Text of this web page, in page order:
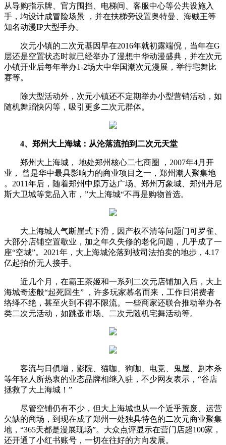
从导购指示牌、官方围挡、电梯间、客服中心等公共设施入
手，均设计成冒险场景 ，并在扶梯旁设置奥特曼、海贼王等
知名动漫IP大型手办。
次元小镇的二次元基因早在2016年就初露端倪，当年在G
层还是空置状态时就已经举办了漫想中华动漫盛典，并在次元
小镇开业后每年举办1-2场大中华国潮次元漫展，举行宅舞比
赛等。
除大型活动外，次元小镇还不定期举办小型营销活动，如
随机舞蹈快闪等，吸引更多二次元群体。
4、郑州大上海城： 从沦落流拍到二次元天堂
郑州大上海城， 地处郑州核心二七商圈 ，2007年4月开
业， 曾是华中最具影响力的商业项目之一，郑州潮人聚集地
。2011年后，随着郑州中原万达广场、郑州万象城、郑州丹尼
斯大卫城等竞品入市，”大上海城“不再是购物首选。
大上海城人气断崖式下滑，因产权不清等问题门可罗雀、
大部分店铺空置歇业，加之年久失修的老化问题，几乎成了一
座“空城”。2021年，大上海城沦落到被司法拍卖的地步，4.17
亿起拍价无人接手。
近几个月，在霸王茶姬和一系列二次元店铺加入后，大上
海城奇迹般“起死回生” ，许多玩家慕名而来，工作日消费者
络绎不绝，甚至火到不得不限流。一些商家还联合推动举办各
类二次元活动，如跳蚤市场、二次元随机宅舞活动等。
客流与日俱增，影院、猫咖、狗咖、电竞、鬼屋、剧本杀
等年轻人所热衷的业态品牌相继入驻，不少网友表示，“谷店
拯救了大上海城！”
尽管空铺仍有不少，但大上海城也从一个近乎荒废、运营
欠缺的商场，到现在成了郑州一处独具特色的二次元商业聚集
地，“365天都是漫展现场”。大众点评显示在营门店超100家，
还开通了小红书账号，一切在往好的方向发展。